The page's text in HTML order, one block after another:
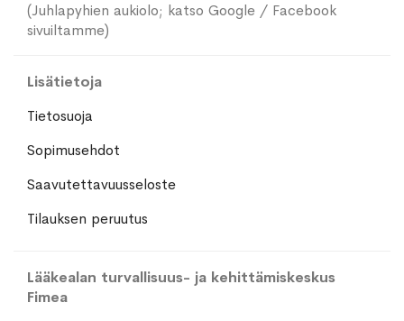
(Juhlapyhien aukiolo; katso Google / Facebook
sivuiltamme)
Lisätietoja
Tietosuoja
Sopimusehdot
Saavutettavuusseloste
Tilauksen peruutus
Lääkealan turvallisuus- ja kehittämiskeskus
Fimea